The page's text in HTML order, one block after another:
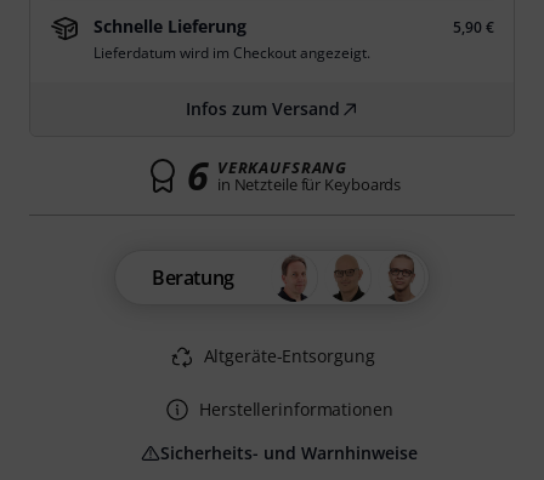
Schnelle Lieferung
5,90 €
Lieferdatum wird im Checkout angezeigt.
Infos zum Versand
6 VERKAUFSRANG
in Netzteile für Keyboards
Beratung
Altgeräte-Entsorgung
Herstellerinformationen
Sicherheits- und Warnhinweise